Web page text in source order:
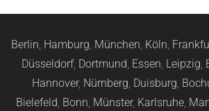
Berlin, Hamburg, München, Köln,
Düsseldorf, Dortmund, Essen, Leipzig,
Hannover, Nürnberg, Duisburg,
Bielefeld, Bonn, Münster, Karlsruhe,